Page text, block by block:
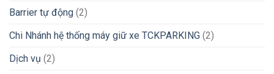
Barrier tự động (2)
Chi Nhánh hệ thống máy giữ xe TCKPARKING (2)
Dịch vụ (2)